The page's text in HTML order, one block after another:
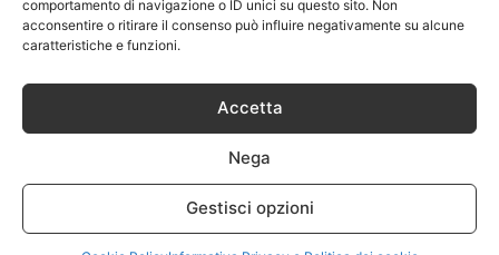
comportamento di navigazione o ID unici su questo sito. Non
acconsentire o ritirare il consenso può influire negativamente su alcune
caratteristiche e funzioni.
Accetta
Nega
Gestisci opzioni